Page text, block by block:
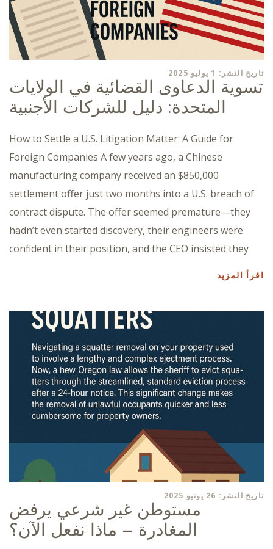
تاريخ النشر: 1 يوليو 2025
تسوية الدعاوى القضائية في الولايات
المتحدة: دليل للشركات الأجنبية
How to Settle a U.S. Litigation Matter: A Guide for
Foreign Companies A few years ago, a Chinese
manufacturing company received an $850,000
settlement offer just two months into a U.S. breach of
contract dispute. The offer seemed premature—they
hadn’t even started discovery, their engineers were
confident in their position, and the CEO insisted they
اقرأ المزيد
تاريخ النشر: 26 يونيو 2025
مستوطن غير شرعي يرفض
المغادرة – ماذا نفعل الآن؟